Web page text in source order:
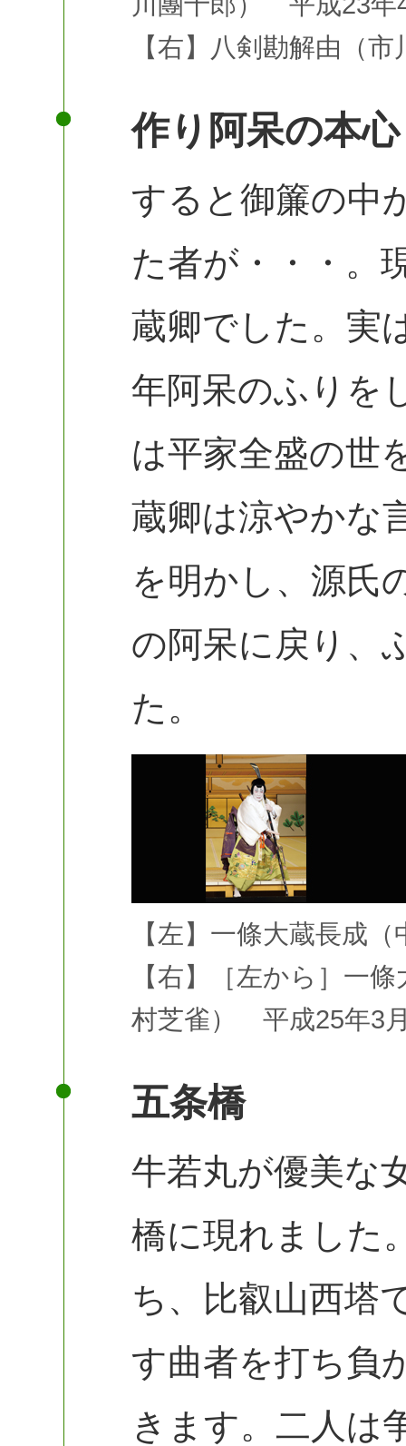
【右】八剣勘解由（
作り阿呆の本心
すると御簾の中
た者が・・・。
蔵卿でした。実
年阿呆のふりを
は平家全盛の世
蔵卿は涼やかな
を明かし、源氏
の阿呆に戻り、
た。
【左】一條大蔵長成
【右】［左から］一
村芝雀） 平成25年3
五条橋
牛若丸が優美な
橋に現れました
ち、比叡山西塔
す曲者を打ち負
きます。二人は